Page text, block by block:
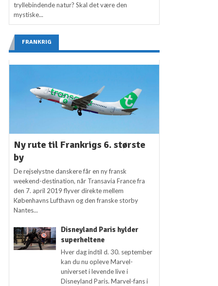
tryllebindende natur? Skal det være den
mystiske...
FRANKRIG
Ny rute til Frankrigs 6. største
by
De rejselystne danskere får en ny fransk
weekend-destination, når Transavia France fra
den 7. april 2019 flyver direkte mellem
Københavns Lufthavn og den franske storby
Nantes...
Disneyland Paris hylder
superheltene
Hver dag indtil d. 30. september
kan du nu opleve Marvel-
universet i levende live i
Disneyland Paris. Marvel-fans i